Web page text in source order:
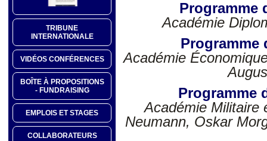
TRIBUNE
INTERNATIONALE
VIDÉOS CONFÉRENCES
BOÎTE À PROPOSITIONS
- FUNDRAISING
EMPLOIS ET STAGES
COLLABORATEURS
Programme
Académie
Programme
Académie
Programme
Académie Militaire
Neumann, Oskar